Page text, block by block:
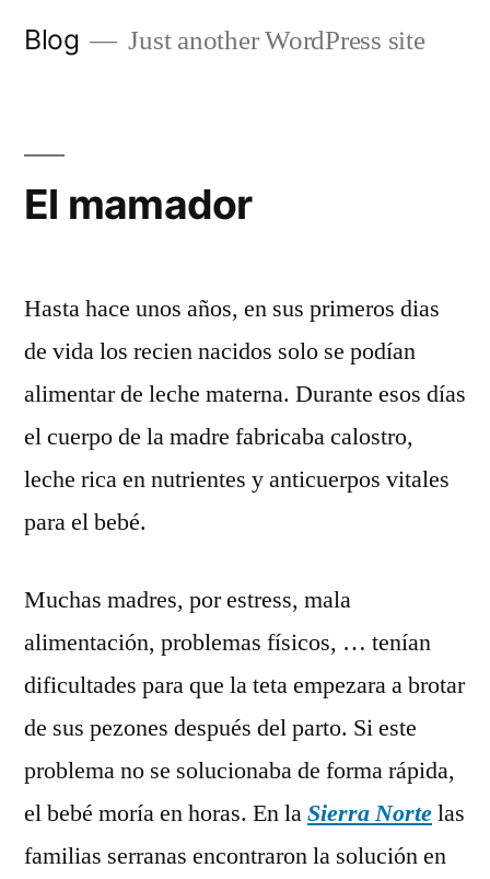
Blog Just another WordPress site
El mamador
Hasta hace unos años, en sus primeros dias
de vida los recien nacidos solo se podían
alimentar de leche materna. Durante esos días
el cuerpo de la madre fabricaba calostro,
leche rica en nutrientes y anticuerpos vitales
para el bebé.
Muchas madres, por estress, mala
alimentación, problemas físicos, … tenían
dificultades para que la teta empezara a brotar
de sus pezones después del parto. Si este
problema no se solucionaba de forma rápida,
el bebé moría en horas. En laSierra Nortelas
familias serranas encontraron la solución en